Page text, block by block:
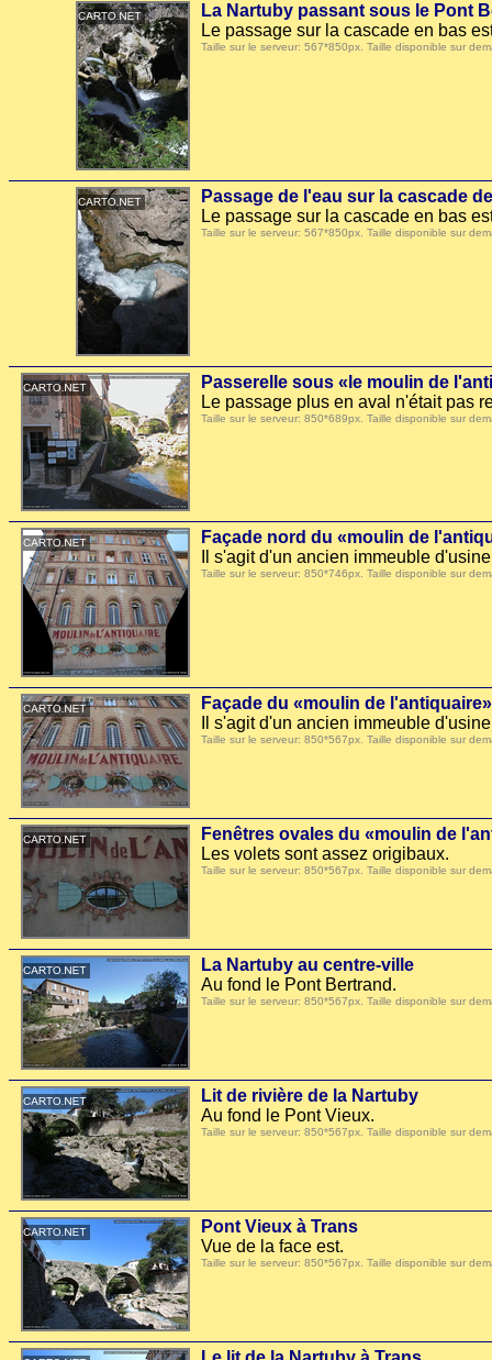
La Nartuby passant sous le Pont
Le passage sur la cascade en bas
Taille sur le serveur: 567*850px. Taille disponible sur
Passage de l'eau sur la cascade
Le passage sur la cascade en bas
Taille sur le serveur: 567*850px. Taille disponible sur
Passerelle sous «le moulin de
Le passage plus en aval n'était pas
Taille sur le serveur: 850*689px. Taille disponible sur
Façade nord du «moulin de
Il s'agit d'un ancien immeuble
Taille sur le serveur: 850*746px. Taille disponible sur
Façade du «moulin de l'antiquaire»
Il s'agit d'un ancien immeuble
Taille sur le serveur: 850*567px. Taille disponible sur
Fenêtres ovales du «moulin de
Les volets sont assez origibaux.
Taille sur le serveur: 850*567px. Taille disponible sur
La Nartuby au centre-ville
Au fond le Pont Bertrand.
Taille sur le serveur: 850*567px. Taille disponible sur
Lit de rivière de la Nartuby
Au fond le Pont Vieux.
Taille sur le serveur: 850*567px. Taille disponible sur
Pont Vieux à Trans
Vue de la face est.
Taille sur le serveur: 850*567px. Taille disponible sur